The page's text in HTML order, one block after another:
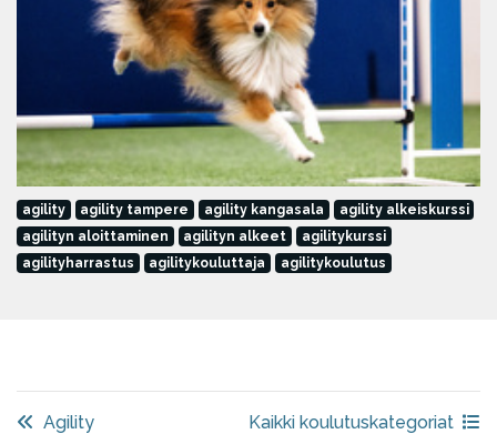
agility agility tampere agility kangasala
agility alkeiskurssi
agilityn aloittaminen
agilityn alkeet
agilitykurssi
agilityharrastus
agilitykouluttaja agilitykoulutus
Agility Kaikki koulutuskategoriat